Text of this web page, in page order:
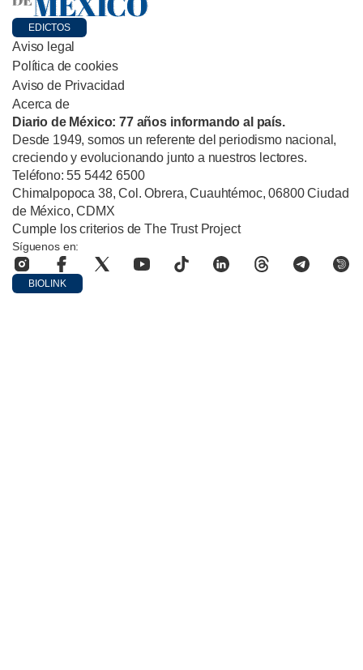
EDICTOS
Aviso legal
Política de cookies
Aviso de Privacidad
Acerca de
Diario de México: 77 años informando al país.
Desde 1949, somos un referente del periodismo nacional,
creciendo y evolucionando junto a nuestros lectores.
Teléfono: 55 5442 6500
Chimalpopoca 38, Col. Obrera, Cuauhtémoc, 06800 Ciudad
de México, CDMX
Cumple los criterios de The Trust Project
Síguenos en:
BIOLINK